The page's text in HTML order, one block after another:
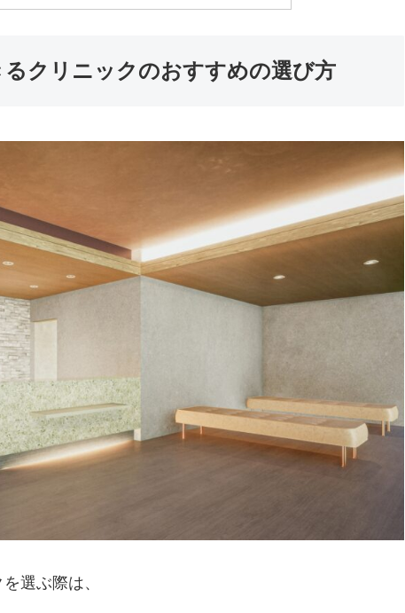
クリニックのおすすめの選び方
選ぶ際は、